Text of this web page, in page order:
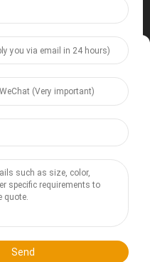
हमारी संपर्क जानकारी का उपयोग
लिमिटेड साइटमैप
Send
Consent
Cookie files help us to enhance
navigation, keep our website
clicking "Accept", you agree to
purposes. Click "Adjust" to
review our Cookies